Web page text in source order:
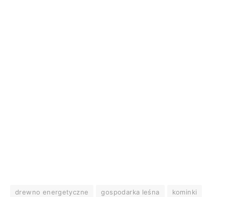
drewno energetyczne gospodarka leśna
kominki